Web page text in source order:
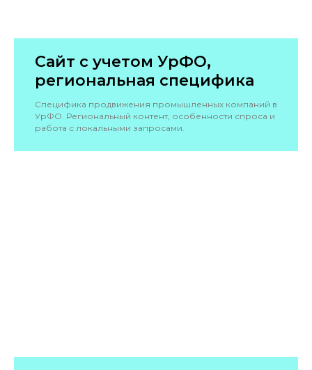
Сайт с учетом УрФО,
региональная специфика
Специфика продвижения промышленных компаний в
УрФО. Региональный контент, особенности спроса и
работа с локальными запросами.